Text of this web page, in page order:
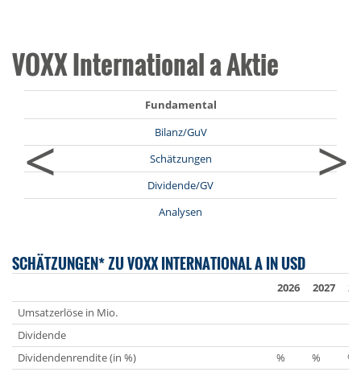
VOXX International a Aktie
<
Fundamental
Bilanz/GuV
Schätzungen
Dividende/GV
Analysen
>
SCHÄTZUNGEN* ZU VOXX INTERNATIONAL A IN USD
2026 2027
Umsatzerlöse in Mio.
Dividende
Dividendenrendite (in %)
% %
%